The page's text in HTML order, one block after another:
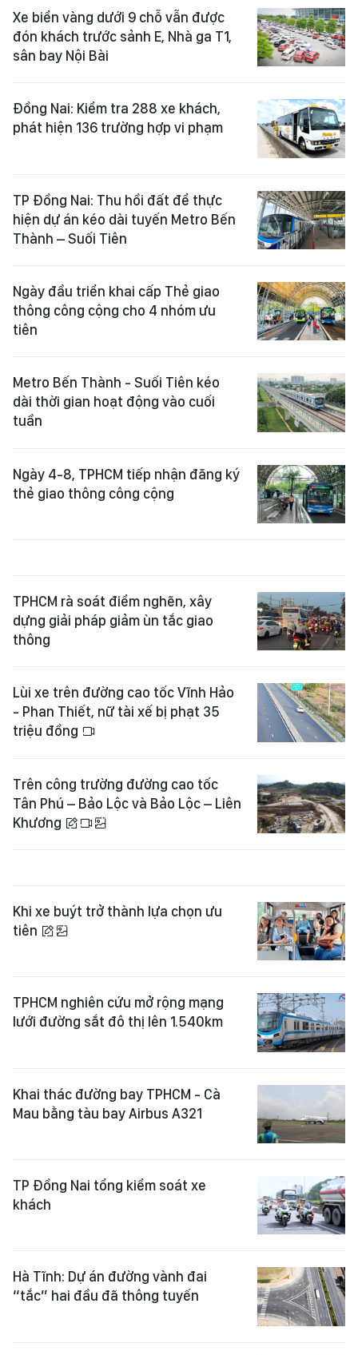
Xe biển vàng dưới 9 chỗ vẫn được
đón khách trước sảnh E, Nhà ga T1,
sân bay Nội Bài
Đồng Nai: Kiểm tra 288 xe khách,
phát hiện 136 trường hợp vi phạm
TP Đồng Nai: Thu hồi đất để thực
hiện dự án kéo dài tuyến Metro Bến
Thành – Suối Tiên
Ngày đầu triển khai cấp Thẻ giao
thông công cộng cho 4 nhóm ưu
tiên
Metro Bến Thành - Suối Tiên kéo
dài thời gian hoạt động vào cuối
tuần
Ngày 4-8, TPHCM tiếp nhận đăng ký
thẻ giao thông công cộng
TPHCM rà soát điểm nghẽn, xây
dựng giải pháp giảm ùn tắc giao
thông
Lùi xe trên đường cao tốc Vĩnh Hảo
- Phan Thiết, nữ tài xế bị phạt 35
triệu đồng
Trên công trường đường cao tốc
Tân Phú – Bảo Lộc và Bảo Lộc – Liên
Khương
Khi xe buýt trở thành lựa chọn ưu
tiên
TPHCM nghiên cứu mở rộng mạng
lưới đường sắt đô thị lên 1.540km
Khai thác đường bay TPHCM - Cà
Mau bằng tàu bay Airbus A321
TP Đồng Nai tổng kiểm soát xe
khách
Hà Tĩnh: Dự án đường vành đai
“tắc” hai đầu đã thông tuyến